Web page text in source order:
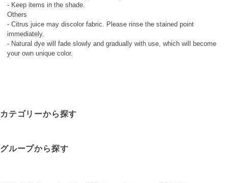
- Keep items in the shade.
Others
- Citrus juice may discolor fabric. Please rinse the stained point
immediately.
- Natural dye will fade slowly and gradually with use, which will become
your own unique color.
カテゴリーから探す
グループから探す